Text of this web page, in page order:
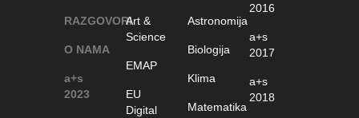
RAZGOVORI
O NAMA
a+s
2023
Art &
Science
EMAP
EU
Digital
Astronomija
Biologija
Klima
Matematika
2016
a+s
2017
a+s
2018